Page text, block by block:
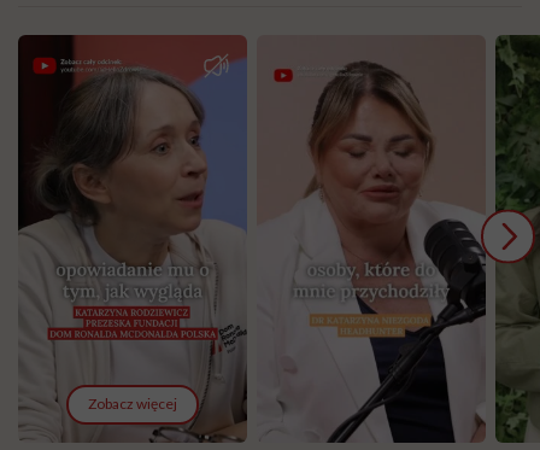
Zobacz więcej